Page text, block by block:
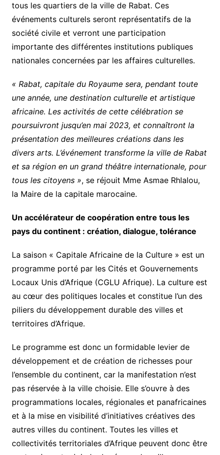
tous les quartiers de la ville de Rabat. Ces
événements culturels seront représentatifs de la
société civile et verront une participation
importante des différentes institutions publiques
nationales concernées par les affaires culturelles.
« Rabat, capitale du Royaume sera, pendant toute
une année, une destination culturelle et artistique
africaine. Les activités de cette célébration se
poursuivront jusqu’en mai 2023, et connaîtront la
présentation des meilleures créations dans les
divers arts. L’événement transforme la ville de Rabat
et sa région en un grand théâtre internationale, pour
tous les citoyens », se réjouit Mme Asmae Rhlalou,
la Maire de la capitale marocaine.
Un accélérateur de coopération entre tous les
pays du continent : création, dialogue, tolérance
La saison « Capitale Africaine de la Culture » est un
programme porté par les Cités et Gouvernements
Locaux Unis d’Afrique (CGLU Afrique). La culture est
au cœur des politiques locales et constitue l’un des
piliers du développement durable des villes et
territoires d’Afrique.
Le programme est donc un formidable levier de
développement et de création de richesses pour
l’ensemble du continent, car la manifestation n’est
pas réservée à la ville choisie. Elle s’ouvre à des
programmations locales, régionales et panafricaines
et à la mise en visibilité d’initiatives créatives des
autres villes du continent. Toutes les villes et
collectivités territoriales d’Afrique peuvent donc être